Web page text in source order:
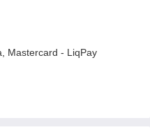
Mastercard - LiqPay